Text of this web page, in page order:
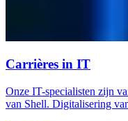
Carrières in IT
Onze IT-specialisten zijn
van Shell. Digitalisering